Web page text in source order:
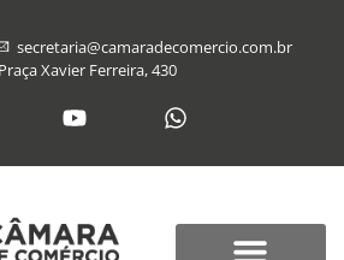
secretaria@​camaradecomercio.com.br
Praça Xavier Ferreira, 430